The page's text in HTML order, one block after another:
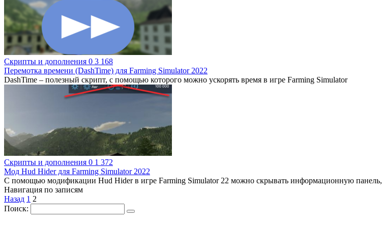
Скрипты и дополнения 0 3 168
Перемотка времени (DashTime) для Farming Simulator 2022
DashTime – полезный скрипт, с помощью которого можно ускорять время в игре Farming Simulator
Скрипты и дополнения 0 1 372
Мод Hud Hider для Farming Simulator 2022
С помощью модификации Hud Hider в игре Farming Simulator 22 можно скрывать информационную панель,
Навигация по записям
Назад 1 2
Поиск: